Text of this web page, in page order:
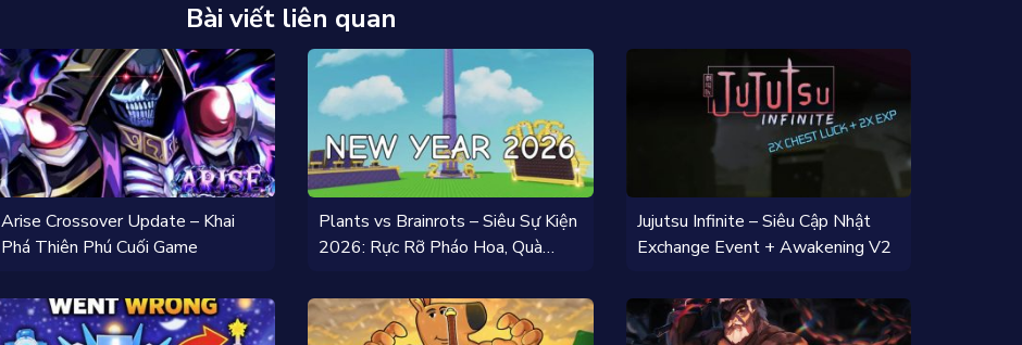
Bài viết liên quan
Arise Crossover Update – Khai
Phá Thiên Phú Cuối Game
Plants vs Brainrots – Siêu Sự Kiện
2026: Rực Rỡ Pháo Hoa, Quà
Jujutsu Infinite – Siêu Cập Nhật
Exchange Event + Awakening V2